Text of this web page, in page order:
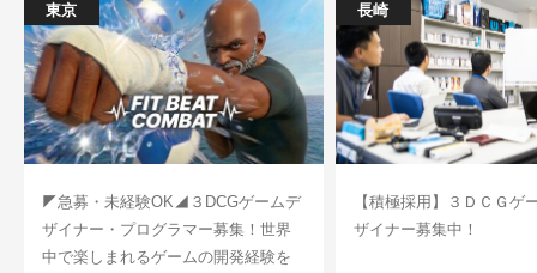
東京
◤急募・未経験OK◢３DCGゲームデ
ザイナー・プログラマー募集！世界
中で楽しまれるゲームの開発経験を
長崎
【積極採用】３ＤＣＧゲ
ザイナー募集中！